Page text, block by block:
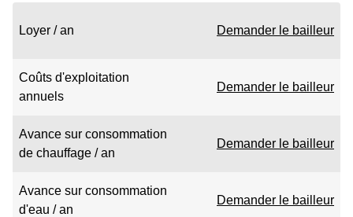
Loyer / an Demander le bailleur
Coûts d'exploitation
annuels
Demander le bailleur
Avance sur consommation
de chauffage / an
Demander le bailleur
Avance sur consommation
d'eau / an
Demander le bailleur